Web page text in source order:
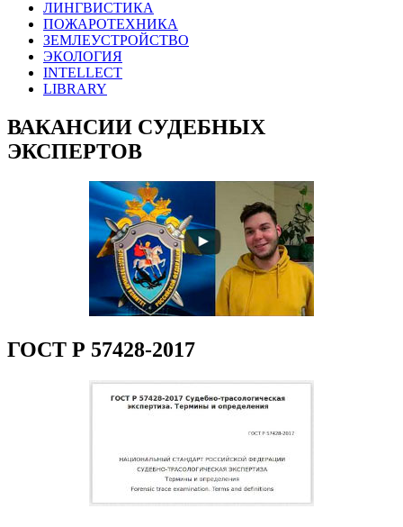
ЛИНГВИСТИКА
ПОЖАРОТЕХНИКА
ЗЕМЛЕУСТРОЙСТВО
ЭКОЛОГИЯ
INTELLECT
LIBRARY
ВАКАНСИИ СУДЕБНЫХ
ЭКСПЕРТОВ
ГОСТ Р 57428-2017